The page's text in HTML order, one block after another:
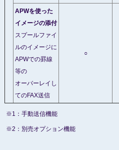
APWを使った
イメージの添付
スプールファイ
ルのイメージに
APWでの罫線
等の
オーバーレイし
てのFAX送信
○
※1：手動送信機能
※2：別売オプション機能